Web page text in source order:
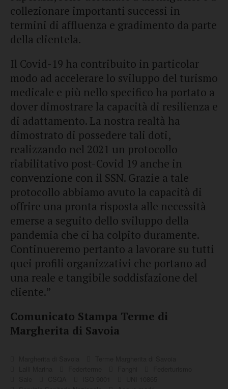
collezionare importanti successi in
termini di affluenza e gradimento da parte
della clientela.
Il Covid-19 ha contribuito in particolar
modo ad accelerare lo sviluppo del turismo
medicale e più nello specifico ha portato a
dover dimostrare la capacità di resilienza e
di adattamento. La nostra realtà ha
dimostrato di possedere tali doti,
realizzando nel 2021 un protocollo
riabilitativo post-Covid 19 anche in
convenzione con il SSN. Grazie a tale
protocollo abbiamo avuto la capacità di
offrire una pronta risposta alle necessità
emerse a seguito dello sviluppo della
pandemia che ci ha colpito duramente.
Continueremo pertanto a lavorare su tutti
quei profili organizzativi che portano ad
una reale e tangibile soddisfazione del
cliente.”
Comunicato Stampa Terme di
Margherita di Savoia